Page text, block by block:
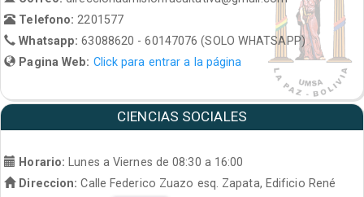
Telefono: 2201577
Whatsapp:63088620 - 60147076 (SOLO WHATSAPP)
Pagina Web: Click para entrar a la página
CIENCIAS SOCIALES
Horario:
Lunes a Viernes de 08:30 a 16:00
Direccion: Calle Federico Zuazo esq. Zapata, Edificio René